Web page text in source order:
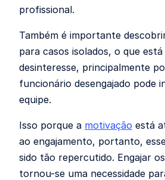
profissional.
Também é importante
para casos isolados, o que
desinteresse, principalmente
funcionário desengajado pode
equipe.
Isso porque a motivação está
ao engajamento, portanto,
sido tão repercutido. Engajar
tornou-se uma necessidade